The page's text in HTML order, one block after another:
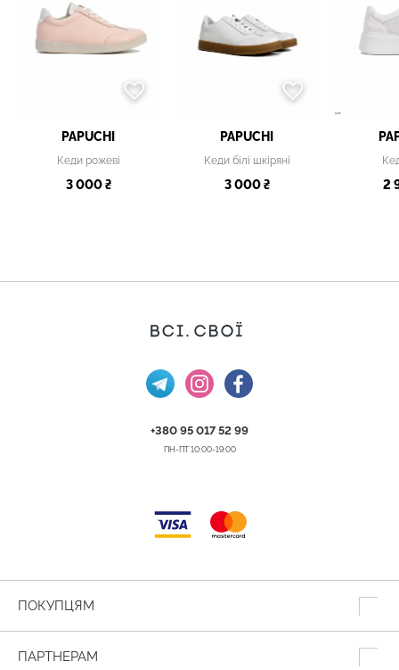
PAPUCHI
Кеди рожеві
3 000 ₴
PAPUCHI
Кеди білі шкіряні
3 000 ₴ 2
+380 95 017 52 99
ПН-ПТ 10:00-19:00
ПОКУПЦЯМ
ПАРТНЕРАМ